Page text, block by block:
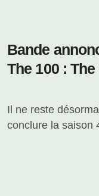
Bande
The 100 :
Il ne reste désormais plus que trois épisodes pour
conclure la saison